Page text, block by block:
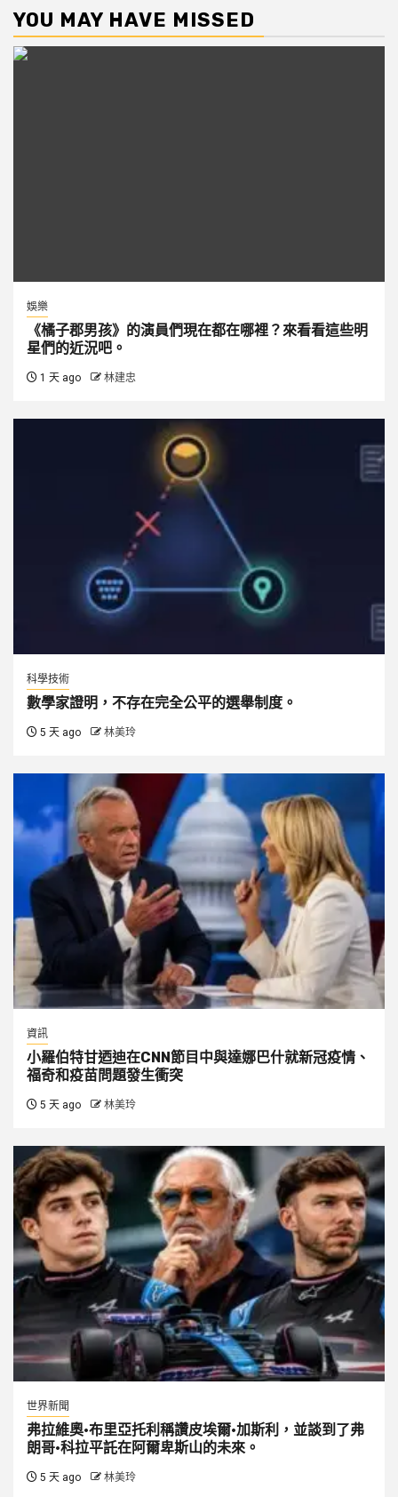
YOU MAY HAVE MISSED
娛樂
《橘子郡男孩》的演員們現在都在哪裡？來看看這些明
星們的近況吧。
1 天 ago 林建忠
科學技術
數學家證明，不存在完全公平的選舉制度。
5 天 ago 林美玲
資訊
小羅伯特甘迺迪在CNN節目中與達娜巴什就新冠疫情、
福奇和疫苗問題發生衝突
5 天 ago 林美玲
世界新聞
弗拉維奧·布里亞托利稱讚皮埃爾·加斯利，並談到了弗
朗哥·科拉平託在阿爾卑斯山的未來。
5 天 ago 林美玲